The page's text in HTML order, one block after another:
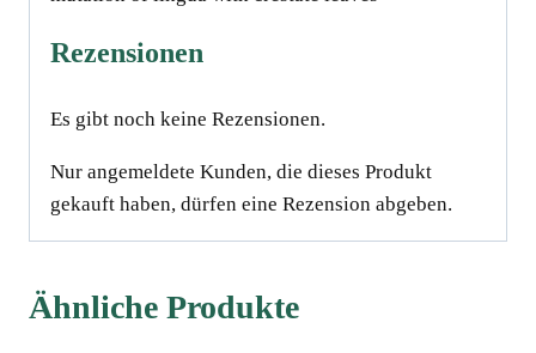
Rezensionen
Es gibt noch keine Rezensionen.
Nur angemeldete Kunden, die dieses Produkt
gekauft haben, dürfen eine Rezension abgeben.
Ähnliche Produkte